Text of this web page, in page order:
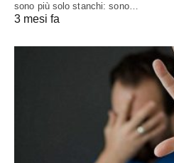
sono più solo stanchi: sono…
3 mesi fa